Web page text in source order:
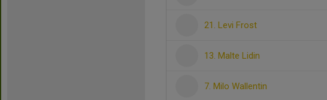
21. Levi Frost
13. Malte Lidin
7. Milo Wallentin